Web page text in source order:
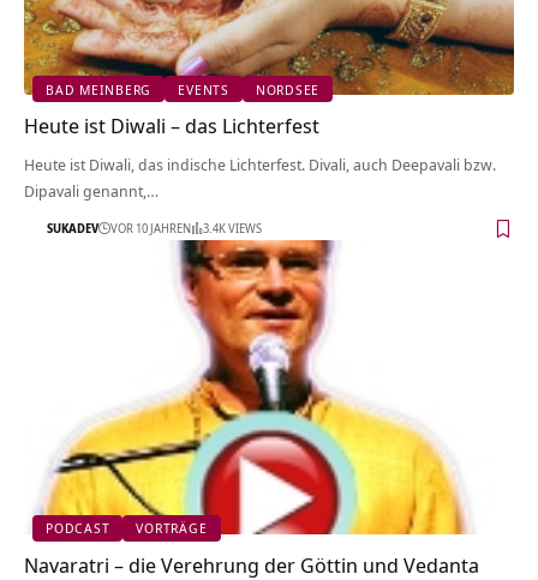
BAD MEINBERG EVENTS NORDSEE
Heute ist Diwali – das Lichterfest
Heute ist Diwali, das indische Lichterfest. Divali, auch Deepavali bzw.
Dipavali genannt,…
SUKADEV VOR 10 JAHREN 3.4K VIEWS
PODCAST VORTRÄGE
Navaratri – die Verehrung der Göttin und Vedanta